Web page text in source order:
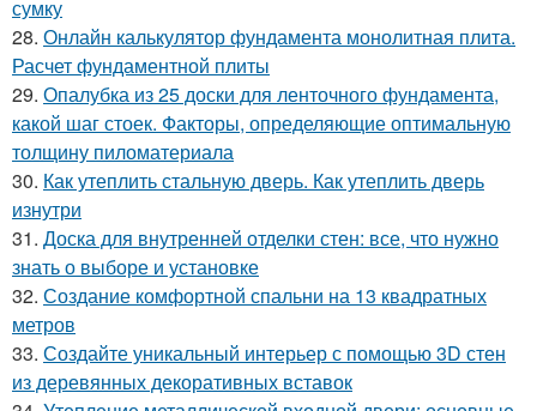
сумку
28. Онлайн калькулятор фундамента монолитная плита.
Расчет фундаментной плиты
29. Опалубка из 25 доски для ленточного фундамента,
какой шаг стоек. Факторы, определяющие оптимальную
толщину пиломатериала
30. Как утеплить стальную дверь. Как утеплить дверь
изнутри
31. Доска для внутренней отделки стен: все, что нужно
знать о выборе и установке
32. Создание комфортной спальни на 13 квадратных
метров
33. Создайте уникальный интерьер с помощью 3D стен
из деревянных декоративных вставок